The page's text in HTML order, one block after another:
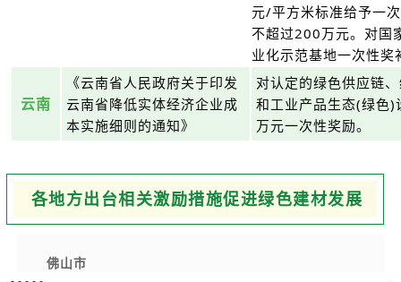
元/平方米标准给予一
不超过200万元。对国
业化示范基地一次性
云南
《云南省人民政府关于印发
云南省降低实体经济企业成
本实施细则的通知》
对认定的绿色供应链
和工业产品生态(绿色
万元一次性奖励。
各地方出台相关激励措施促进绿色建材发展
佛山市